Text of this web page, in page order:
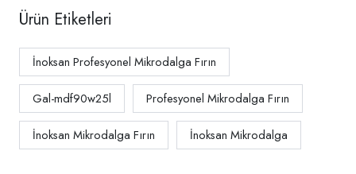
Ürün Etiketleri
İnoksan Profesyonel Mikrodalga Fırın
Gal-mdf90w25l Profesyonel Mikrodalga Fırın
İnoksan Mikrodalga Fırın İnoksan Mikrodalga